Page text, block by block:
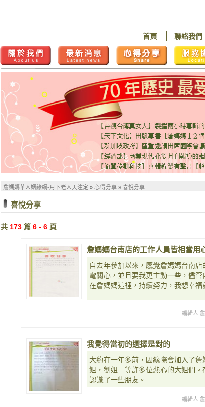
聯絡我們
首頁
詹媽媽華人姻緣網-月下老人天注定 » 心得分享 » 喜悅分享
喜悅分享
共 173 篇 6 - 6 頁
詹媽媽台南店的工作人員皆相當用
自去年參加以來，感覺詹媽媽台南
電關心，並且要我更主動一些，儘
在詹媽媽這裡，持續努力，我想幸福
編輯人
我覺得當初的選擇是對的
大約在一年多前，因緣際會加入了
姐，劉姐…等許多位熱心的大姐們。
認識了一些朋友。
編輯人